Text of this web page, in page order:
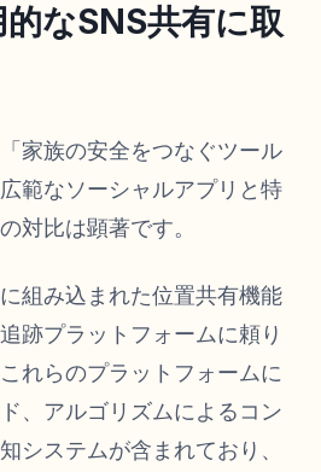
なSNS共有に取
家族の安全をつなぐツール
範なソーシャルアプリと特
対比は顕著です。
組み込まれた位置共有機能
跡プラットフォームに頼り
れらのプラットフォームに
、アルゴリズムによるコン
システムが含まれており、